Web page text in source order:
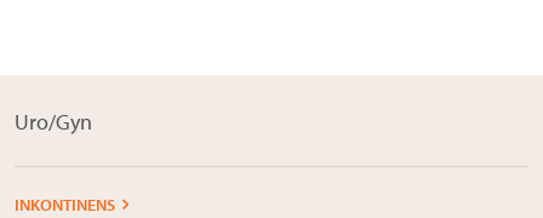
Uro/Gyn
INKONTINENS